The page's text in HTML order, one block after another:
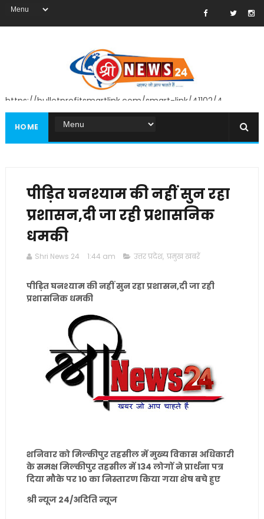
https://bulletprofitsmartlink.com/smart-link/41102/4
HOME
पीड़ित घनश्याम की नहीं सुन रहा
प्रशासन,दी जा रही प्रशासनिक
धमकी
Shri News 24 1:44 am उत्तर प्रदेश, प्रमुख खबरें
पीड़ित घनश्याम की नहीं सुन रहा प्रशासन,दी जा रही
प्रशासनिक धमकी
शनिवार को मिल्कीपुर तहसील में मुख्य विकास अधिकारी
के समक्ष मिल्कीपुर तहसील में 134 लोगों ने प्रार्थना पत्र
दिया मौके पर 10 का निस्तारण किया गया शेष बचे हुए
श्री न्यूज 24/अदिति न्यूज